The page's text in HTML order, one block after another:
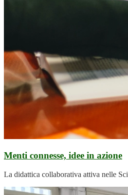
Menti connesse, idee in azione
La didattica collaborativa attiva nelle